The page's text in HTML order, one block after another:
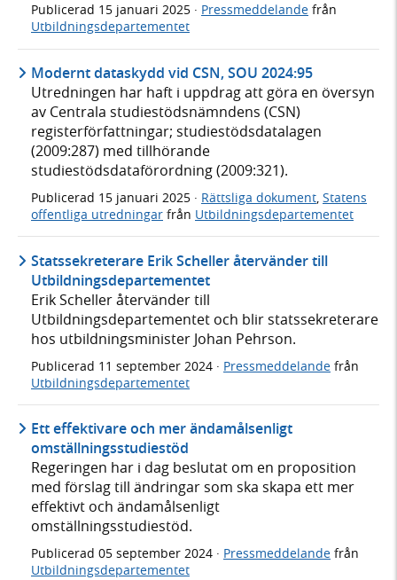
Publicerad 15 januari 2025 · Pressmeddelande från
Utbildningsdepartementet
Modernt dataskydd vid CSN, SOU 2024:95
Utredningen har haft i uppdrag att göra en översyn
av Centrala studiestödsnämndens (CSN)
registerförfattningar; studiestödsdatalagen
(2009:287) med tillhörande
studiestödsdataförordning (2009:321).
Publicerad 15 januari 2025 · Rättsliga dokument, Statens
offentliga utredningar från Utbildningsdepartementet
Statssekreterare Erik Scheller återvänder till
Utbildningsdepartementet
Erik Scheller återvänder till
Utbildningsdepartementet och blir statssekreterare
hos utbildningsminister Johan Pehrson.
Publicerad 11 september 2024 · Pressmeddelande från
Utbildningsdepartementet
Ett effektivare och mer ändamålsenligt
omställningsstudiestöd
Regeringen har i dag beslutat om en proposition
med förslag till ändringar som ska skapa ett mer
effektivt och ändamålsenligt
omställningsstudiestöd.
Publicerad 05 september 2024 · Pressmeddelande från
Utbildningsdepartementet